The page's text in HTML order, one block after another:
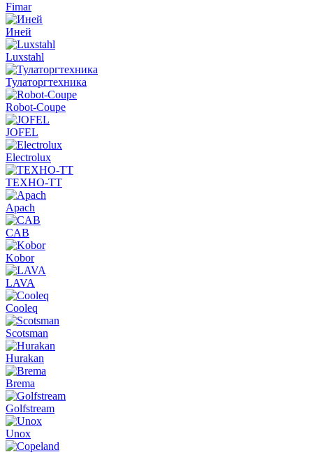
Fimar
Иней
Luxstahl
Тулаторгтехника
Robot-Coupe
JOFEL
Electrolux
ТЕХНО-ТТ
Apach
CAB
Kobor
LAVA
Cooleq
Scotsman
Hurakan
Brema
Golfstream
Unox